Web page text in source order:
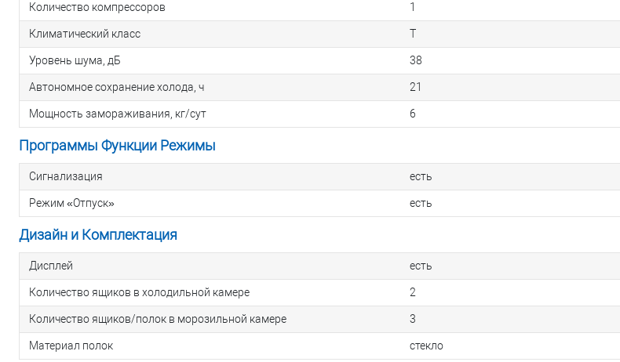
Количество компрессоров 1
Климатический класс T
Уровень шума, дБ 38
Автономное сохранение холода, ч 21
Мощность замораживания, кг/сут 6
Программы Функции Режимы
Сигнализация есть
Режим «Отпуск» есть
Дизайн и Комплектация
Дисплей есть
Количество ящиков в холодильной камере 2
Количество ящиков/полок в морозильной камере 3
Материал полок стекло